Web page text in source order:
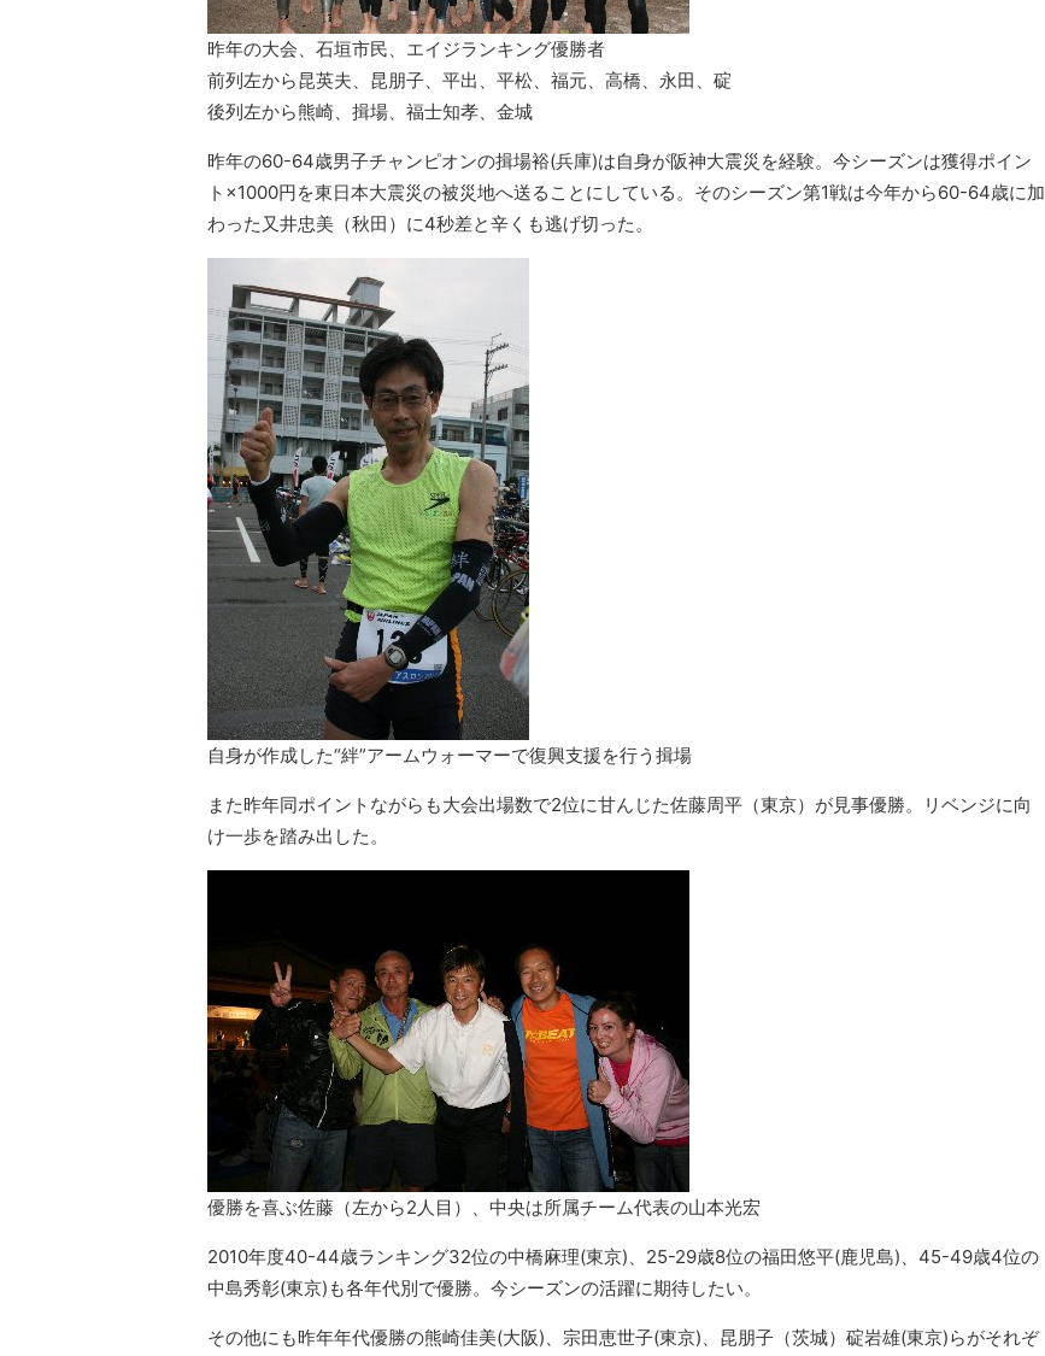
昨年の大会、石垣市民、エイジランキング優勝者
前列左から昆英夫、昆朋子、平出、平松、福元、高橋、永田、碇
後列左から熊崎、揖場、福士知孝、金城
昨年の60-64歳男子チャンピオンの揖場裕(兵庫)は自身が阪神大震災を経験。今シーズンは獲得ポイン
ト×1000円を東日本大震災の被災地へ送ることにしている。そのシーズン第1戦は今年から60-64歳に加
わった又井忠美（秋田）に4秒差と辛くも逃げ切った。
自身が作成した“絆”アームウォーマーで復興支援を行う揖場
また昨年同ポイントながらも大会出場数で2位に甘んじた佐藤周平（東京）が見事優勝。リベンジに向
け一歩を踏み出した。
優勝を喜ぶ佐藤（左から2人目）、中央は所属チーム代表の山本光宏
2010年度40-44歳ランキング32位の中橋麻理(東京)、25-29歳8位の福田悠平(鹿児島)、45-49歳4位の
中島秀彰(東京)も各年代別で優勝。今シーズンの活躍に期待したい。
その他にも昨年年代優勝の熊崎佳美(大阪)、宗田恵世子(東京)、昆朋子（茨城）碇岩雄(東京)らがそれぞ